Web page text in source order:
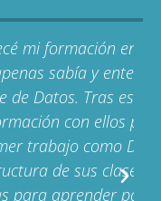
en
y entendía
Tras estar
con ellos pude
como DBA
sus clases y el
paso a